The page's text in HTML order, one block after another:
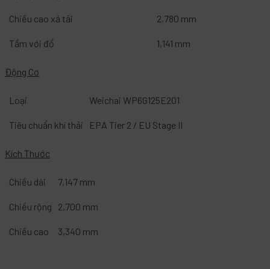
Chiều cao xả tải 2,780 mm
Tầm với đổ 1,141 mm
Động Cơ
Loại Weichai WP6G125E201
Tiêu chuẩn khí thải EPA Tier 2 / EU Stage II
Kích Thước
Chiều dài 7,147 mm
Chiều rộng 2,700 mm
Chiều cao 3,340 mm